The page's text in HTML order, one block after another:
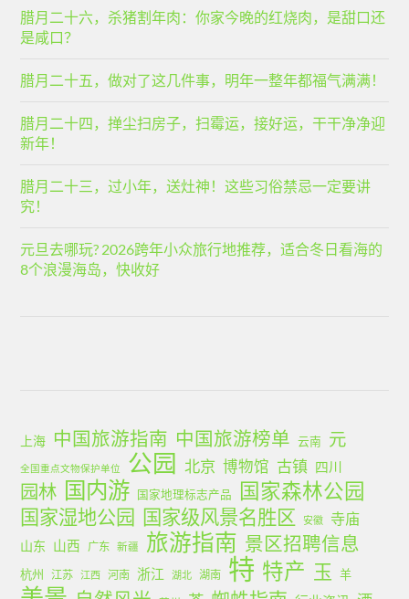
腊月二十六，杀猪割年肉：你家今晚的红烧肉，是甜口还
是咸口？
腊月二十五，做对了这几件事，明年一整年都福气满满！
腊月二十四，掸尘扫房子，扫霉运，接好运，干干净净迎
新年！
腊月二十三，过小年，送灶神！这些习俗禁忌一定要讲
究！
元旦去哪玩? 2026跨年小众旅行地推荐，适合冬日看海的
8个浪漫海岛，快收好
上海 中国旅游指南 中国旅游榜单 云南 元
全国重点文物保护单位 公园 北京 博物馆 古镇 四川
园林 国内游 国家地理标志产品 国家森林公园
国家湿地公园 国家级风景名胜区 安徽 寺庙
山东 山西 广东 新疆 旅游指南 景区招聘信息
杭州 江苏 江西 河南 浙江 湖北 湖南 特 特产 玉 羊